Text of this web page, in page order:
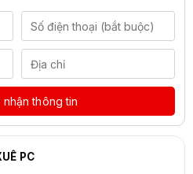
thông tin
PC